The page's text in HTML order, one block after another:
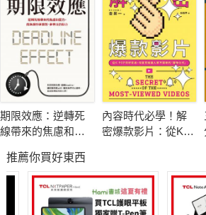
器材及生醫材料的開發。
專文推薦
陳建仁/中華民國副總統
吳政忠/行政院政務委員
李鍾熙/台灣生物產業發展協會理事長
期限效應：逆轉死
線帶來的焦慮和壓
效、更專注的助力
內容時代必學！解
密爆款影片：從K-
眼的「趣味公式」
推薦你買好東西